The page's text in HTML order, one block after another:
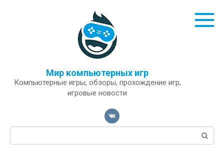
Мир компьютерных игр
Компьютерные игры, обзоры, прохождение игр,
игровые новости
Поиск: